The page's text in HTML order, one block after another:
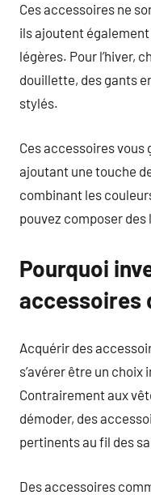
Ces accessoires ne
ils ajoutent
légères. Pour l’hiver,
douillette, des gants
stylés.
Ces accessoires vous
ajoutant une touche
combinant les
pouvez composer
Pourquoi
accessoires
Acquérir des
s’avérer être un choix
Contrairement aux
démoder, des
pertinents au fil des
Des accessoires